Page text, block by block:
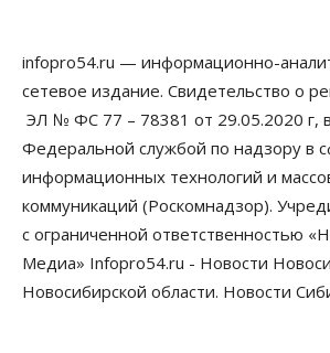
07 Августа 2026, 13:55
Авто Общество
Треть автовладельцев в
«поставили машины на прикол»
07 Августа 2026, 13:00
Власть
Школы, библиотеки, пешеходные
депутаты Госдумы контролируют
социальных объектах
07 Августа 2026, 12:35
infopro54.ru — информационно-
сетевое издание. Свидетельство о
ЭЛ № ФС 77 – 78381 от 29.05.2020 г,
Федеральной службой по надзору в
информационных технологий и
коммуникаций (Роскомнадзор).
с ограниченной ответственностью
Медиа» Infopro54.ru - Новости
Новосибирской области. Новости